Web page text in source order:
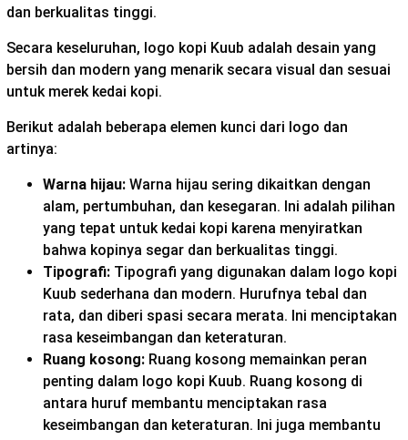
dan berkualitas tinggi.
Secara keseluruhan, logo kopi Kuub adalah desain yang
bersih dan modern yang menarik secara visual dan sesuai
untuk merek kedai kopi.
Berikut adalah beberapa elemen kunci dari logo dan
artinya:
Warna hijau: Warna hijau sering dikaitkan dengan
alam, pertumbuhan, dan kesegaran. Ini adalah pilihan
yang tepat untuk kedai kopi karena menyiratkan
bahwa kopinya segar dan berkualitas tinggi.
Tipografi: Tipografi yang digunakan dalam logo kopi
Kuub sederhana dan modern. Hurufnya tebal dan
rata, dan diberi spasi secara merata. Ini menciptakan
rasa keseimbangan dan keteraturan.
Ruang kosong: Ruang kosong memainkan peran
penting dalam logo kopi Kuub. Ruang kosong di
antara huruf membantu menciptakan rasa
keseimbangan dan keteraturan. Ini juga membantu